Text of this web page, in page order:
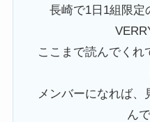
長崎で1日1組限定
ここまで読んでくれ
メンバーになれば、
ん